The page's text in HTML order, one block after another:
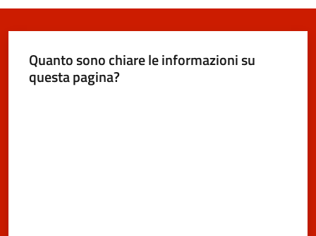
M
Quanto sono chiare le informazioni su
questa pagina?